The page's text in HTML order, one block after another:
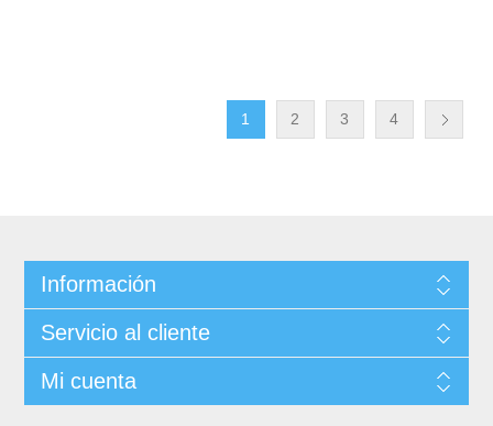
1 2 3 4
Información
Servicio al cliente
Mi cuenta